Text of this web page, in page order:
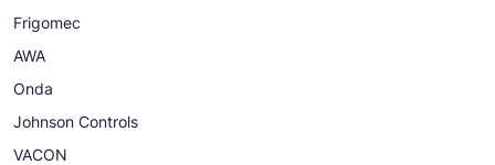
Frigomec
AWA
Onda
Johnson Controls
VACON